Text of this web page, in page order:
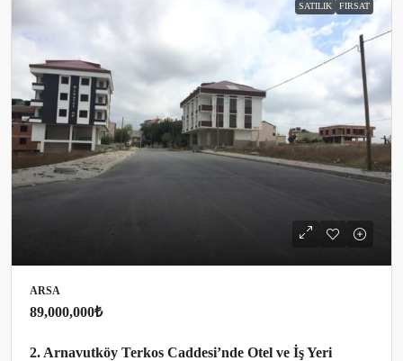
SATILIK FIRSAT
ARSA
89,000,000₺
2. Arnavutköy Terkos Caddesi’nde Otel ve İş Yeri